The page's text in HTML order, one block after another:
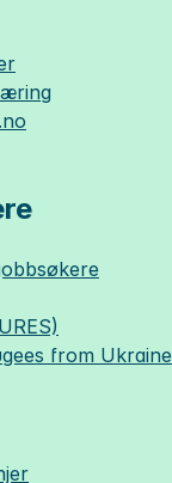
from Ukraine